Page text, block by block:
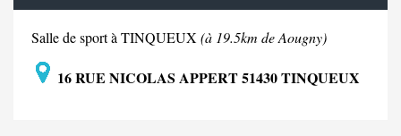
Salle de sport à TINQUEUX (à 19.5km de Aougny)
16 RUE NICOLAS APPERT 51430 TINQUEUX